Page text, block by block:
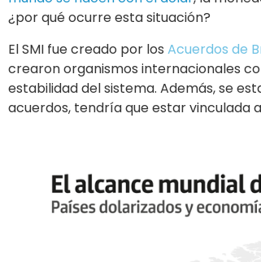
¿por qué ocurre esta situación?
El SMI fue creado por los Acuerdos de
crearon organismos internacionales
estabilidad del sistema. Además, se
acuerdos, tendría que estar vinculada